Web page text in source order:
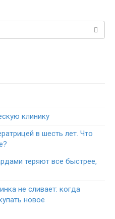
клинику
в шесть лет. Что
теряют все быстрее,
не сливает: когда
новое